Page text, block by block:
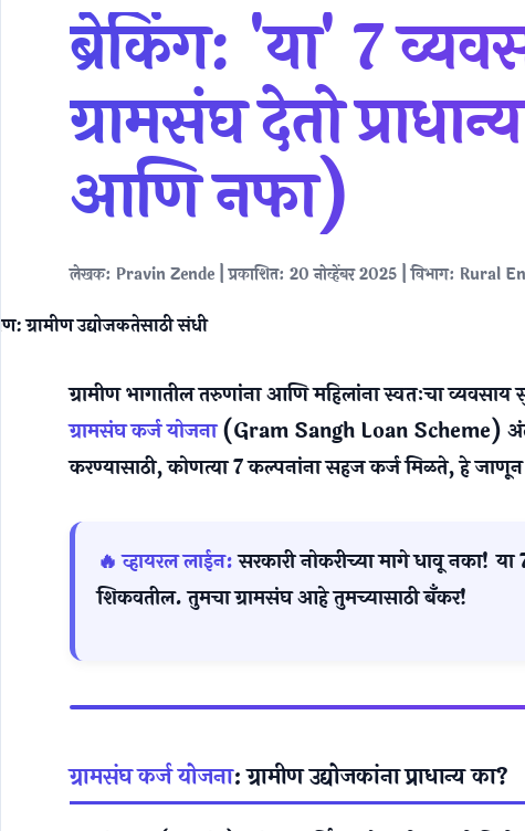
ब्रेकिंग: 'या' 7
ग्रामसंघ देतो
आणि नफा)
लेखक: Pravin Zende | प्रकाशित: 20 नोव्हेंबर 2025 | विभाग:
ग्रामीण भागातील तरुणांना आणि महिलांना स्वतःचा
ग्रामसंघ कर्ज योजना(Gram Sangh Loan Scheme)
करण्यासाठी, कोणत्या 7 कल्पनांना सहज कर्ज मिळते, हे
🔥 व्हायरल लाईन:सरकारी नोकरीच्या मागे धावू नका! या
शिकवतील. तुमचा ग्रामसंघ आहे तुमच्यासाठी बँकर!
ग्रामसंघ कर्ज योजना: ग्रामीण उद्योजकांना प्राधान्य का?